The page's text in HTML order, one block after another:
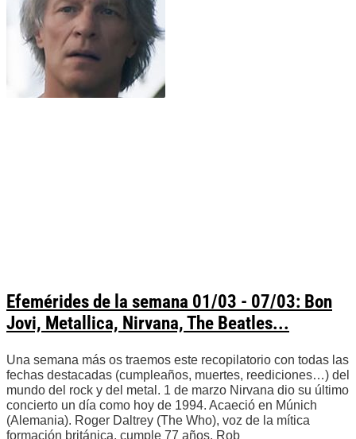
Efemérides de la semana 01/03 - 07/03: Bon
Jovi, Metallica, Nirvana, The Beatles...
Una semana más os traemos este recopilatorio con todas las
fechas destacadas (cumpleaños, muertes, reediciones…) del
mundo del rock y del metal. 1 de marzo Nirvana dio su último
concierto un día como hoy de 1994. Acaeció en Múnich
(Alemania). Roger Daltrey (The Who), voz de la mítica
formación británica, cumple 77 años. Rob